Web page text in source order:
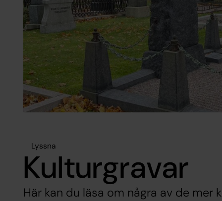
Lyssna
Kulturgravar
Här kan du läsa om några av de mer